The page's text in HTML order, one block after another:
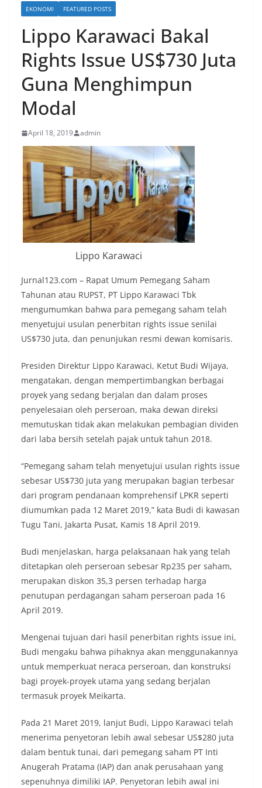
EKONOMI FEATURED POSTS
Lippo Karawaci Bakal
Rights Issue US$730 Juta
Guna Menghimpun
Modal
April 18, 2019 admin
Lippo Karawaci
Jurnal123.com – Rapat Umum Pemegang Saham
Tahunan atau RUPST, PT Lippo Karawaci Tbk
mengumumkan bahwa para pemegang saham telah
menyetujui usulan penerbitan rights issue senilai
US$730 juta, dan penunjukan resmi dewan komisaris.
Presiden Direktur Lippo Karawaci, Ketut Budi Wijaya,
mengatakan, dengan mempertimbangkan berbagai
proyek yang sedang berjalan dan dalam proses
penyelesaian oleh perseroan, maka dewan direksi
memutuskan tidak akan melakukan pembagian dividen
dari laba bersih setelah pajak untuk tahun 2018.
“Pemegang saham telah menyetujui usulan rights issue
sebesar US$730 juta yang merupakan bagian terbesar
dari program pendanaan komprehensif LPKR seperti
diumumkan pada 12 Maret 2019,” kata Budi di kawasan
Tugu Tani, Jakarta Pusat, Kamis 18 April 2019.
Budi menjelaskan, harga pelaksanaan hak yang telah
ditetapkan oleh perseroan sebesar Rp235 per saham,
merupakan diskon 35,3 persen terhadap harga
penutupan perdagangan saham perseroan pada 16
April 2019.
Mengenai tujuan dari hasil penerbitan rights issue ini,
Budi mengaku bahwa pihaknya akan menggunakannya
untuk memperkuat neraca perseroan, dan konstruksi
bagi proyek-proyek utama yang sedang berjalan
termasuk proyek Meikarta.
Pada 21 Maret 2019, lanjut Budi, Lippo Karawaci telah
menerima penyetoran lebih awal sebesar US$280 juta
dalam bentuk tunai, dari pemegang saham PT Inti
Anugerah Pratama (IAP) dan anak perusahaan yang
sepenuhnya dimiliki IAP. Penyetoran lebih awal ini